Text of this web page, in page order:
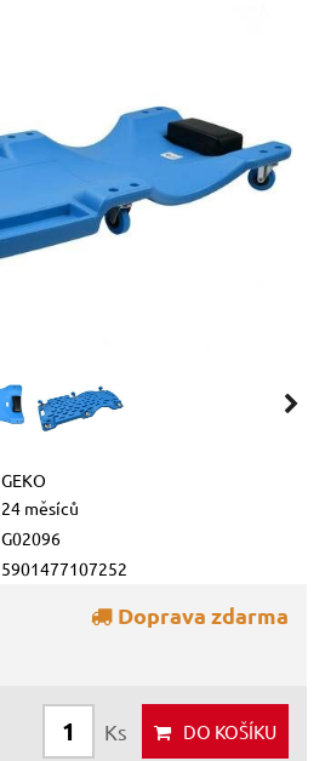
GEKO
24 měsíců
G02096
5901477107252
Doprava zdarma
Ks DO KOŠÍKU